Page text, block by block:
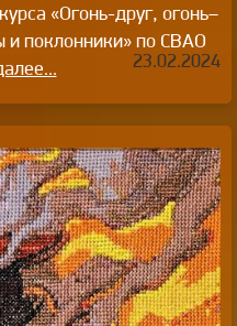
«Огонь-друг, огонь–
и поклонники» по СВАО
23.02.2024